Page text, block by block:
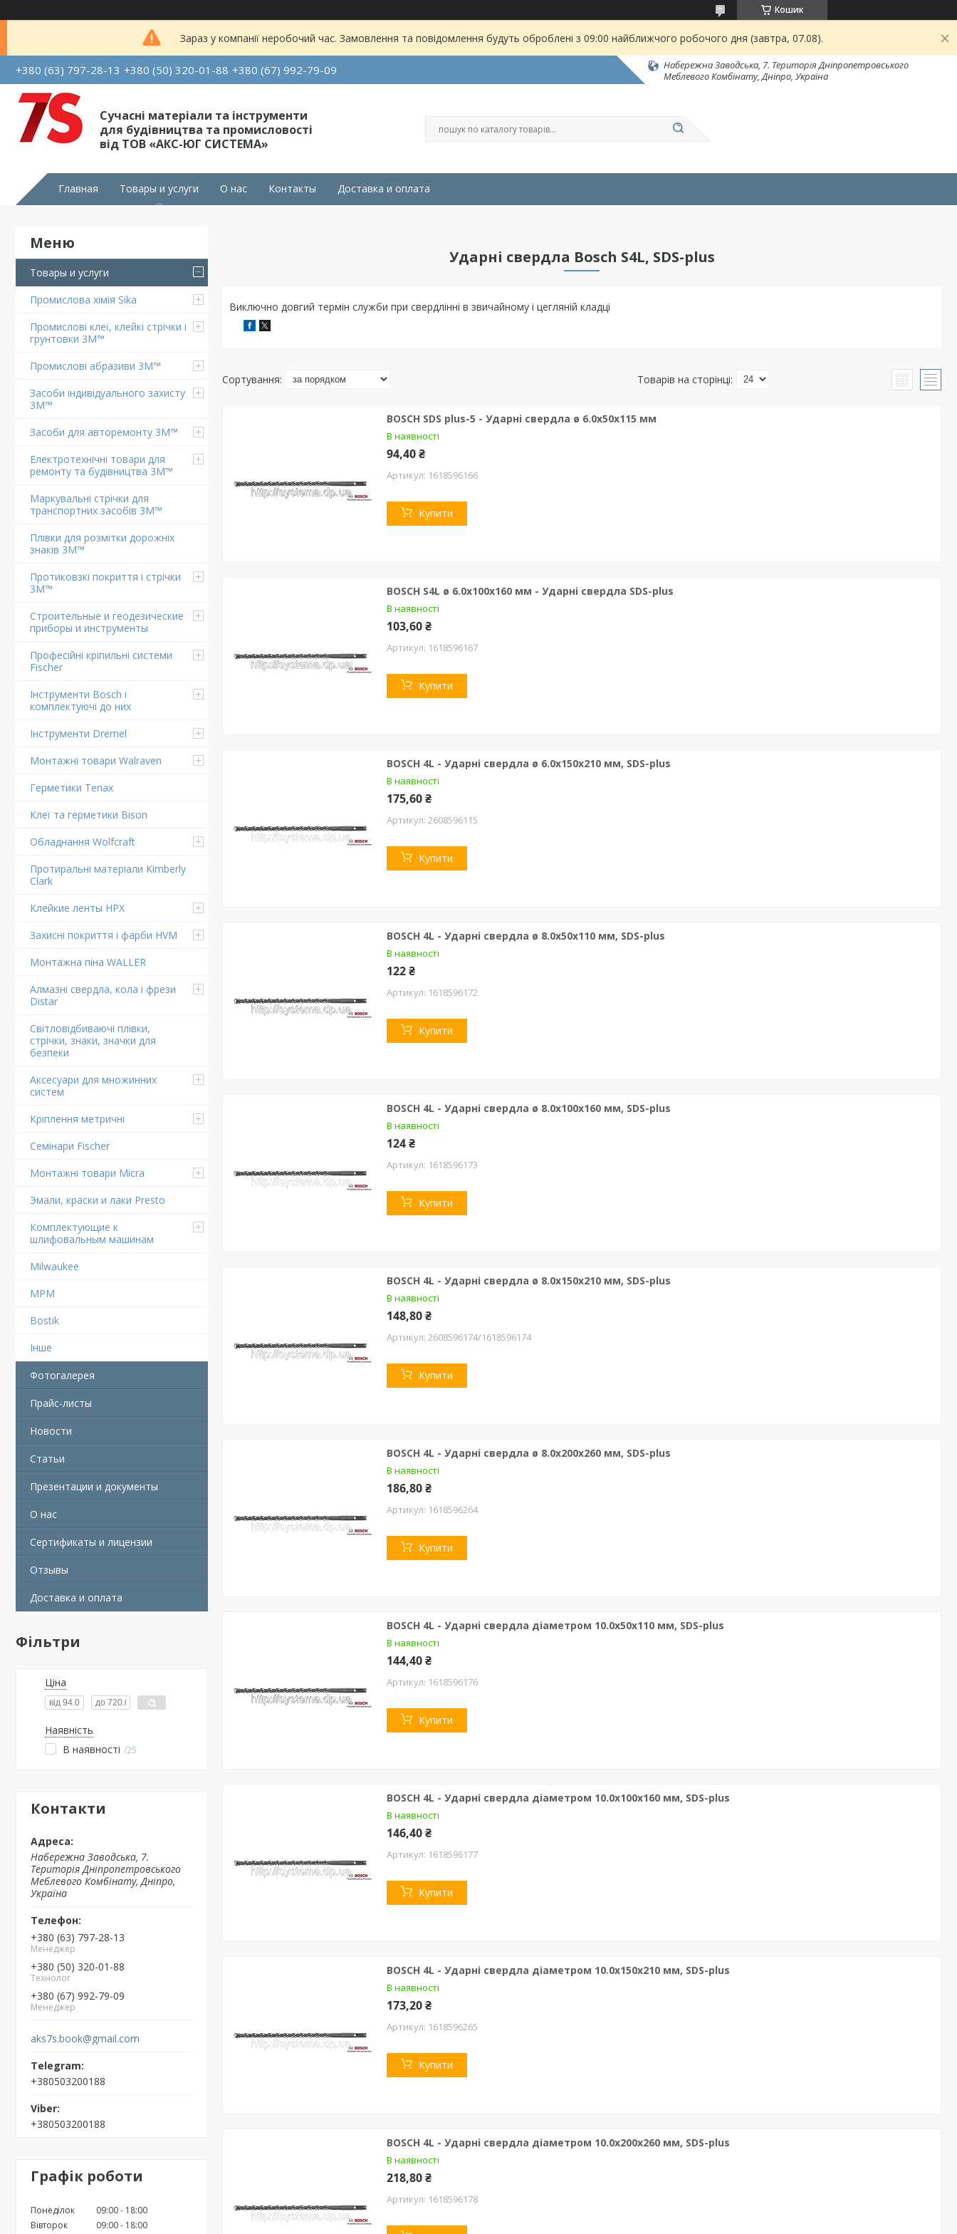
Кошик
Зараз у компанії неробочий час. Замовлення та повідомлення будуть оброблені з 09:00 найближчого робочого дня (завтра, 07.08).
+380 (63) 797-28-13 +380 (50) 320-01-88 +380 (67) 992-79-09
Набережна Заводська, 7. Територія Дніпропетровського
Меблевого Комбінату, Дніпро, Україна
Сучасні матеріали та інструменти
для будівництва та промисловості
від ТОВ «АКС-ЮГ СИСТЕМА»
Главная Товары и услуги О нас Контакты Доставка и оплата
Товары и услуги
Промислова хімія Sika
Промислові клеї, клейкі стрічки і
грунтовки 3M™
Промислові абразиви 3M™
Засоби індивідуального захисту
3M™
Засоби для авторемонту 3M™
Електротехнічні товари для
ремонту та будівництва 3M™
Маркувальні стрічки для
транспортних засобів 3M™
Плівки для розмітки дорожніх
знаків 3M™
Протиковзкі покриття і стрічки
3M™
Строительные и геодезические
приборы и инструменты
Професійні кріпильні системи
Fischer
Інструменти Bosch і
комплектуючі до них
Інструменти Dremel
Монтажні товари Walraven
Герметики Tenax
Клеї та герметики Bison
Обладнання Wolfcraft
Протиральні матеріали Kimberly
Clark
Клейкие ленты HPX
Захисні покриття і фарби HVM
Монтажна піна WALLER
Алмазні свердла, кола і фрези
Distar
Світловідбиваючі плівки,
стрічки, знаки, значки для
безпеки
Аксесуари для множинних
систем
Кріплення метричні
Семінари Fischer
Монтажні товари Micra
Эмали, краски и лаки Presto
Комплектующие к
шлифовальным машинам
Milwaukee
MPM
Bostik
Інше
Фотогалерея
Прайс-листы
Новости
Статьи
Презентации и документы
О нас
Сертификаты и лицензии
Отзывы
Доставка и оплата
Фільтри
Ціна
Наявність
В наявності 25
Контакти
Набережна Заводська, 7.
Територія Дніпропетровського
Меблевого Комбінату, Дніпро,
Україна
+380 (63) 797-28-13
Менеджер
+380 (50) 320-01-88
Технолог
+380 (67) 992-79-09
Менеджер
aks7s.book@gmail.com
+380503200188
+380503200188
Графік роботи
Понеділок 09:00
18:00
Вівторок
09:00
18:00
Ударні свердла Bosch S4L, SDS-plus
Виключно довгий термін служби при свердлінні в звичайному і цегляній кладці
BOSCH SDS plus-5 - Ударні свердла ø 6.0х50х115 мм
В наявності
94,40 ₴
1618596166
Купити
BOSCH S4L ø 6.0х100х160 мм - Ударні свердла SDS-plus
В наявності
103,60 ₴
1618596167
Купити
BOSCH 4L - Ударні свердла ø 6.0х150х210 мм, SDS-plus
В наявності
175,60 ₴
2608596115
Купити
BOSCH 4L - Ударні свердла ø 8.0х50х110 мм, SDS-plus
В наявності
122 ₴
1618596172
Купити
BOSCH 4L - Ударні свердла ø 8.0х100х160 мм, SDS-plus
В наявності
124 ₴
1618596173
Купити
BOSCH 4L - Ударні свердла ø 8.0х150х210 мм, SDS-plus
В наявності
148,80 ₴
2608596174/1618596174
Купити
BOSCH 4L - Ударні свердла ø 8.0х200х260 мм, SDS-plus
В наявності
186,80 ₴
1618596264
Купити
BOSCH 4L - Ударні свердла діаметром 10.0х50х110 мм, SDS-plus
В наявності
144,40 ₴
1618596176
Купити
BOSCH 4L - Ударні свердла діаметром 10.0х100х160 мм, SDS-plus
В наявності
146,40 ₴
1618596177
Купити
BOSCH 4L - Ударні свердла діаметром 10.0х150х210 мм, SDS-plus
В наявності
173,20 ₴
1618596265
Купити
BOSCH 4L - Ударні свердла діаметром 10.0х200х260 мм, SDS-plus
В наявності
218,80 ₴
1618596178